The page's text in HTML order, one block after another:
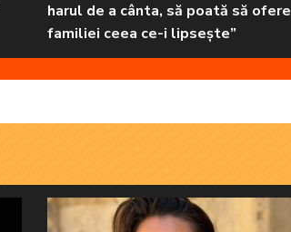
harul de a cânta, să poată să ofere
familiei ceea ce-i lipsește”